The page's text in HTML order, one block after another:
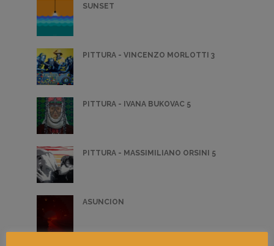
SUNSET
PITTURA - VINCENZO MORLOTTI 3
PITTURA - IVANA BUKOVAC 5
PITTURA - MASSIMILIANO ORSINI 5
ASUNCION